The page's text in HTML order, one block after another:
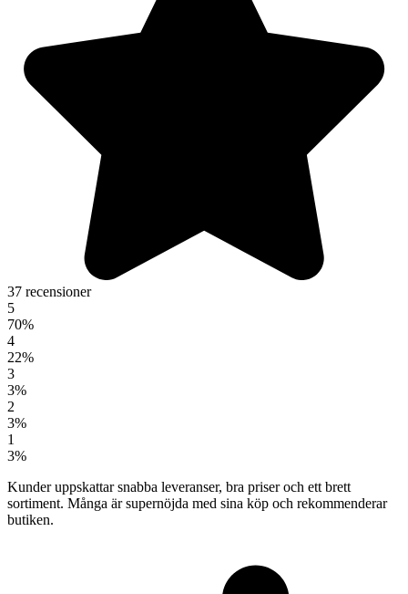
37 recensioner
5
70%
4
22%
3
3%
2
3%
1
3%
Kunder uppskattar snabba leveranser, bra priser och ett brett
sortiment. Många är supernöjda med sina köp och rekommenderar
butiken.